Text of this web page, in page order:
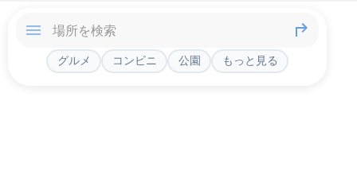
グルメ コンビニ 公園 もっと見る